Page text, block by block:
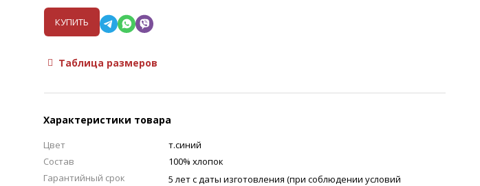
КУПИТЬ
Таблица размеров
Характеристики товара
Цвет
т.синий
Состав
100% хлопок
Гарантийный срок
5 лет с даты изготовления (при соблюдении условий